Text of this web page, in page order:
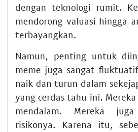
dengan teknologi rumit.
mendorong valuasi hingga
terbayangkan.
Namun, penting untuk
meme juga sangat
naik dan turun dalam
yang cerdas tahu ini.
mendalam. Mereka
risikonya. Karena itu,